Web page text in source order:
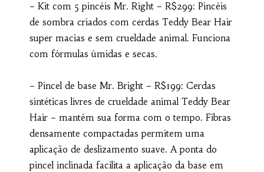
– Kit com 5 pincéis Mr. Right – R$299: Pincéis
de sombra criados com cerdas Teddy Bear Hair
super macias e sem crueldade animal. Funciona
com fórmulas úmidas e secas.
– Pincel de base Mr. Bright – R$199: Cerdas
sintéticas livres de crueldade animal Teddy Bear
Hair – mantém sua forma com o tempo. Fibras
densamente compactadas permitem uma
aplicação de deslizamento suave. A ponta do
pincel inclinada facilita a aplicação da base em